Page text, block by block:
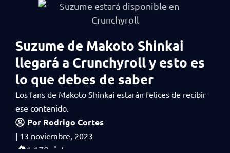
Suzume de Makoto Shinkai
llegará a Crunchyroll y esto es
lo que debes de saber
Los fans de Makoto Shinkai estarán felices de recibir
ese contenido.
Por Rodrigo Cortes
| 13 noviembre, 2023
1,178 vistas